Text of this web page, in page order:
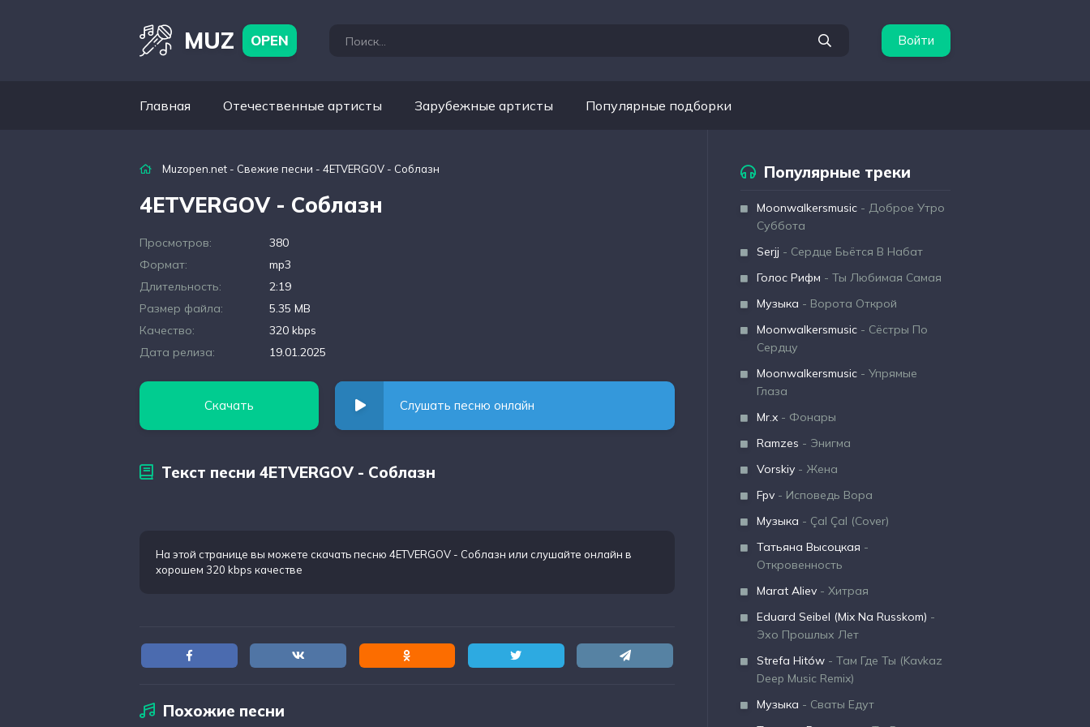
MUZ OPEN Войти
Главная Отечественные артисты Зарубежные артисты Популярные подборки
Muzopen.net - Свежие песни - 4ETVERGOV - Соблазн
4ETVERGOV - Соблазн
Просмотров:
380
Формат:
mp3
Длительность:
2:19
Размер файла:
5.35 MB
Качество:
320 kbps
Дата релиза:
19.01.2025
Скачать Слушать песню онлайн
Текст песни 4ETVERGOV - Соблазн
На этой странице вы можете скачать песню 4ETVERGOV - Соблазн или слушайте онлайн в
хорошем 320 kbps качестве
Похожие песни
Популярные треки
Moonwalkersmusic - Доброе Утро
Суббота
Serjj - Сердце Бьётся В Набат
Голос Рифм - Ты Любимая Самая
Музыка - Ворота Открой
Moonwalkersmusic - Сёстры По
Сердцу
Moonwalkersmusic - Упрямые
Глаза
Mr.x - Фонары
Ramzes - Энигма
Vorskiy - Жена
Fpv - Исповедь Вора
Музыка - Çal Çal (Cover)
Татьяна Высоцкая -
Откровенность
Marat Aliev - Хитрая
Eduard Seibel (Mix Na Russkom) -
Эхо Прошлых Лет
Strefa Hitów - Там Где Ты (Kavkaz
Deep Music Remix)
Музыка - Сваты Едут